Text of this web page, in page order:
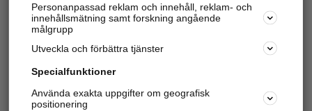
Har du redan verifierat ditt företag? Logga in
Varje vecka besöker du och4 miljoner
andra
härliga användare oss för att hitta rätt lokal
Personanpassad reklam och innehåll, reklam- och
innehållsmätning samt forskning angående
målgrupp
Utveckla och förbättra tjänster
Specialfunktioner
Använda exakta uppgifter om geografisk
positionering